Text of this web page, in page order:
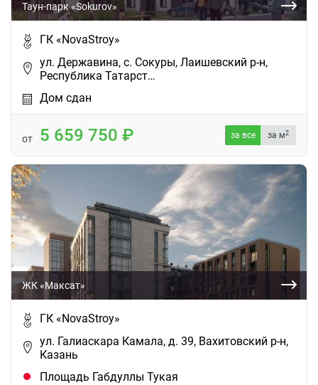
Таун-парк «Sokurov»
ГК «NovaStroy»
ул. Державина, с. Сокуры, Лаишевский р-н,
Республика Татарст…
Дом сдан
от 5 659 750 за все за м2
ЖК «Максат»
ГК «NovaStroy»
ул. Галиаскара Камала, д. 39, Вахитовский р-н,
Казань
Площадь Габдуллы Тукая